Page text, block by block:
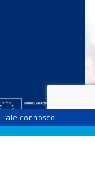
Fale connosco